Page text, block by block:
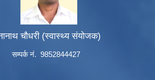
चौधरी (स्वास्थ्य संयोजक)
सम्पर्क नं. 9852844427